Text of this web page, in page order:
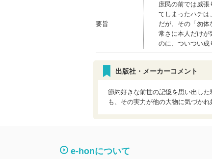
要旨
庶民の前では威
てしまったハチは
だが、その「勿
常さに本人だけ
のに、ついつい成
出版社・メーカーコメント
節約好きな前世の記憶を思い出し
も、その実力が他の大物に気づか
e-honについて